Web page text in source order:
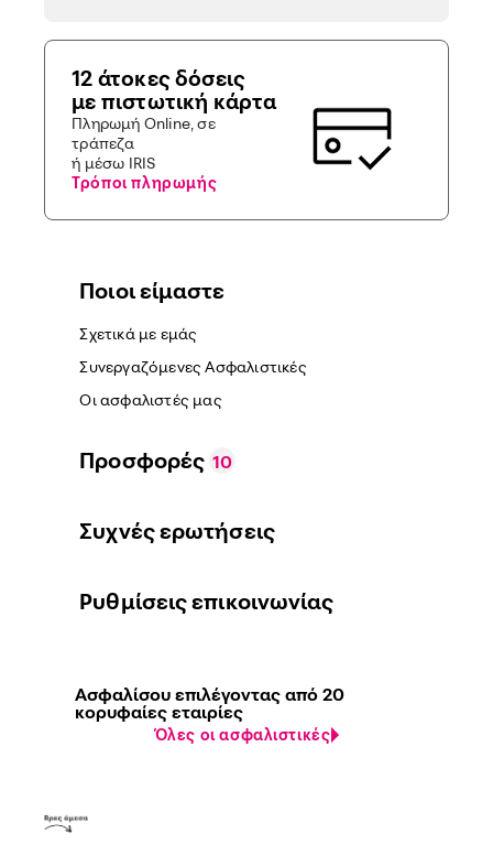
Ποιοι είμαστε
Σχετικά με εμάς
Συνεργαζόμενες Ασφαλιστικές
Οι ασφαλιστές μας
Προσφορές 10
Συχνές ερωτήσεις
Ρυθμίσεις επικοινωνίας
Ασφαλίσου επιλέγοντας από 20
κορυφαίες εταιρίες
Όλες οι ασφαλιστικές
12 άτοκες δόσεις
με πιστωτική κάρτα
Πληρωμή Online, σε
τράπεζα
ή μέσω IRIS
Τρόποι πληρωμής